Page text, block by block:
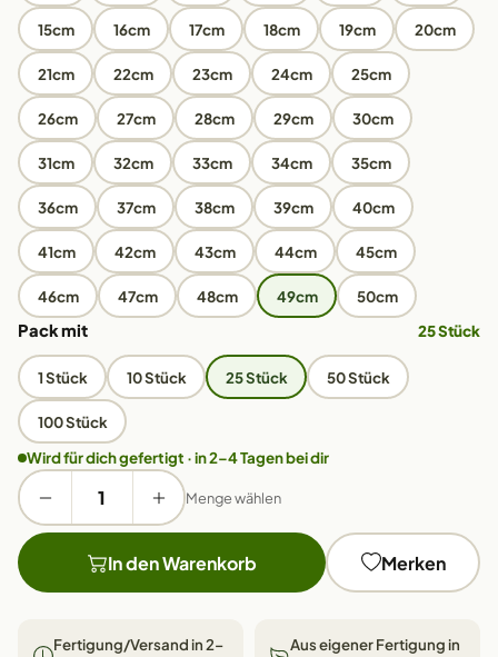
15cm 16cm 17cm 18cm 19cm 20cm
21cm 22cm 23cm 24cm 25cm
26cm 27cm 28cm 29cm 30cm
31cm 32cm 33cm 34cm 35cm
36cm 37cm 38cm 39cm 40cm
41cm 42cm 43cm 44cm 45cm
46cm 47cm 48cm 49cm 50cm
Pack mit 25 Stück
1 Stück 10 Stück 25 Stück 50 Stück
100 Stück
Wird für dich gefertigt · in 2–4 Tagen bei dir
Menge wählen
In den Warenkorb Merken
Fertigung/Versand in 2–
Aus eigener Fertigung in